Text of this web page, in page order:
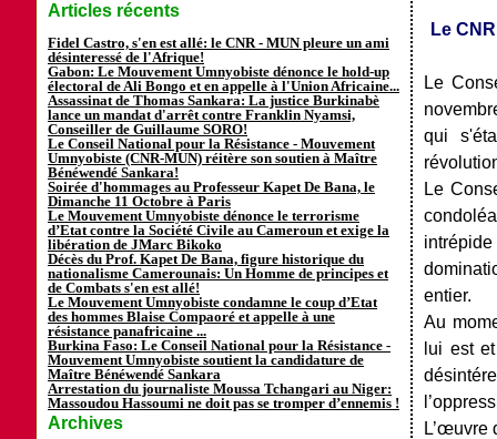
Articles récents
Fidel Castro, s'en est allé: le CNR - MUN pleure un ami
désinteressé de l'Afrique!
Gabon: Le Mouvement Umnyobiste dénonce le hold-up
électoral de Ali Bongo et en appelle à l'Union Africaine...
Assassinat de Thomas Sankara: La justice Burkinabè
lance un mandat d'arrêt contre Franklin Nyamsi,
Conseiller de Guillaume SORO!
Le Conseil National pour la Résistance - Mouvement
Umnyobiste (CNR-MUN) réitère son soutien à Maître
Bénéwendé Sankara!
Soirée d'hommages au Professeur Kapet De Bana, le
Dimanche 11 Octobre à Paris
Le Mouvement Umnyobiste dénonce le terrorisme
d’Etat contre la Société Civile au Cameroun et exige la
libération de JMarc Bikoko
Décès du Prof. Kapet De Bana, figure historique du
nationalisme Camerounais: Un Homme de principes et
de Combats s'en est allé!
Le Mouvement Umnyobiste condamne le coup d’Etat
des hommes Blaise Compaoré et appelle à une
résistance panafricaine ...
Burkina Faso: Le Conseil National pour la Résistance -
Mouvement Umnyobiste soutient la candidature de
Maître Bénéwendé Sankara
Arrestation du journaliste Moussa Tchangari au Niger:
Massoudou Hassoumi ne doit pas se tromper d’ennemis !
Archives
Le
Le
qui
Le
entier.
Au
lui est
L’œuvre